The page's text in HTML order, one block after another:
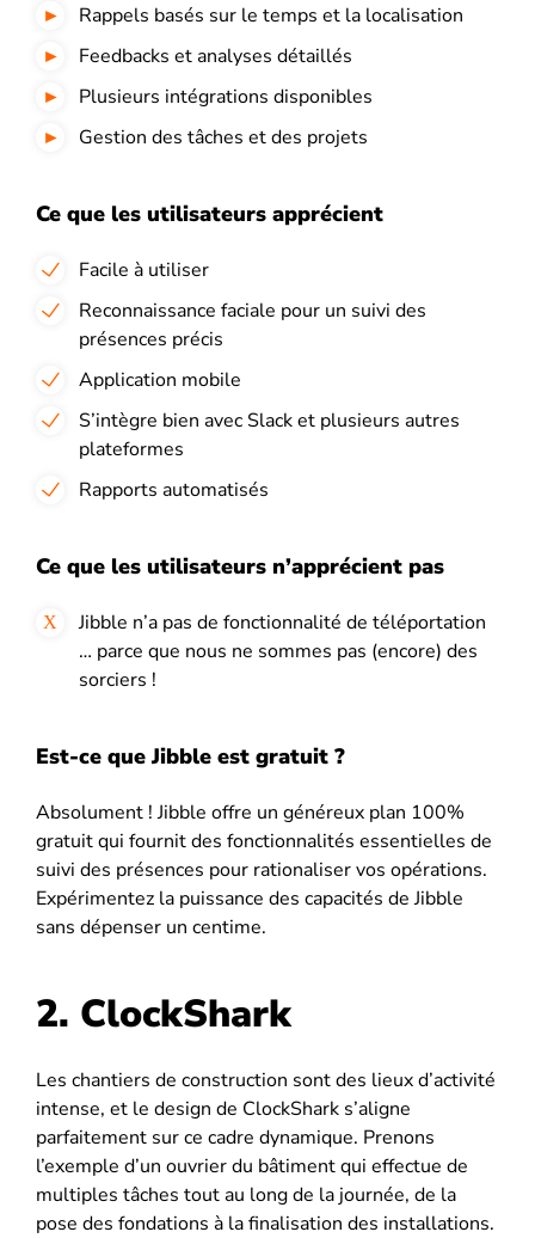
Rappels basés sur le temps et la localisation
Feedbacks et analyses détaillés
Plusieurs intégrations disponibles
Gestion des tâches et des projets
Ce que les utilisateurs apprécient
Facile à utiliser
Reconnaissance faciale pour un suivi des
présences précis
Application mobile
S’intègre bien avec Slack et plusieurs autres
plateformes
Rapports automatisés
Ce que les utilisateurs n’apprécient pas
Jibble n’a pas de fonctionnalité de téléportation
… parce que nous ne sommes pas (encore) des
sorciers !
Est-ce que Jibble est gratuit ?
Absolument ! Jibble offre un généreux plan 100%
gratuit qui fournit des fonctionnalités essentielles de
suivi des présences pour rationaliser vos opérations.
Expérimentez la puissance des capacités de Jibble
sans dépenser un centime.
2. ClockShark
Les chantiers de construction sont des lieux d’activité
intense, et le design de ClockShark s’aligne
parfaitement sur ce cadre dynamique. Prenons
l’exemple d’un ouvrier du bâtiment qui effectue de
multiples tâches tout au long de la journée, de la
pose des fondations à la finalisation des installations.